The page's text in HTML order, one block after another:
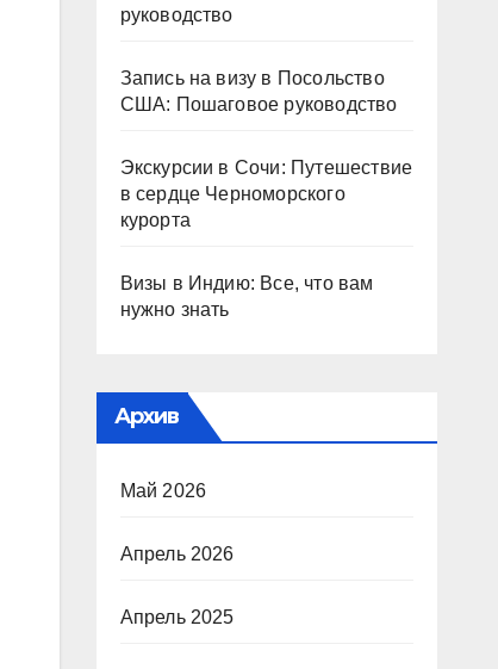
руководство
Запись на визу в Посольство
США: Пошаговое руководство
Экскурсии в Сочи: Путешествие
в сердце Черноморского
курорта
Визы в Индию: Все, что вам
нужно знать
Архив
Май 2026
Апрель 2026
Апрель 2025